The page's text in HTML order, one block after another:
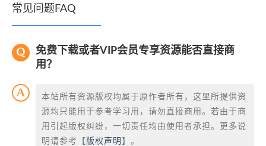
常见问题FAQ
免费下载或者VIP会员专享资源能否直接商
用？
本站所有资源版权均属于原作者所有，这里所提供资
源均只能用于参考学习用，请勿直接商用。若由于商
用引起版权纠纷，一切责任均由使用者承担。更多说
明请参考【 版权声明 】。